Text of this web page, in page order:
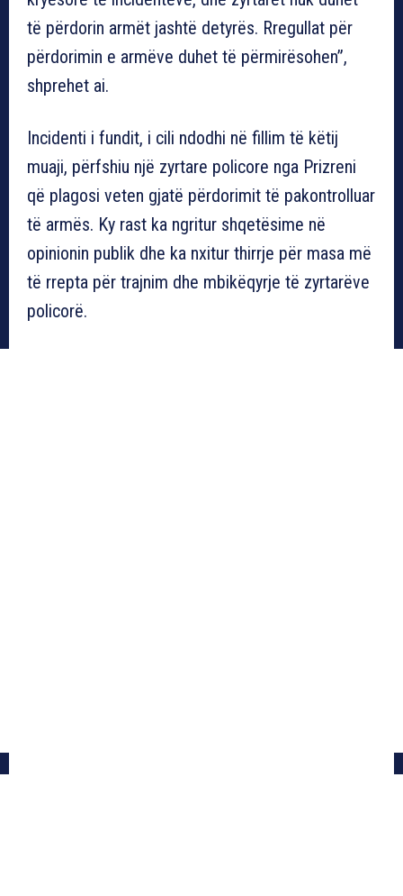
të përdorin armët jashtë detyrës. Rregullat për
përdorimin e armëve duhet të përmirësohen”,
shprehet ai.
Incidenti i fundit, i cili ndodhi në fillim të këtij
muaji, përfshiu një zyrtare policore nga Prizreni
që plagosi veten gjatë përdorimit të pakontrolluar
të armës. Ky rast ka ngritur shqetësime në
opinionin publik dhe ka nxitur thirrje për masa më
të rrepta për trajnim dhe mbikëqyrje të zyrtarëve
policorë.